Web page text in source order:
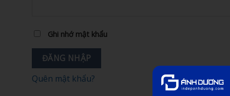
Ghi nhớ mật khẩu
ĐĂNG NHẬP
Quên mật khẩu?